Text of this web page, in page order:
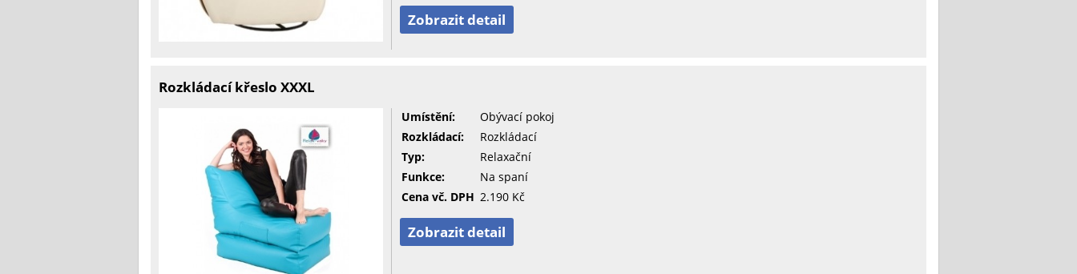
Zobrazit detail
Rozkládací křeslo XXXL
Umístění:
Obývací pokoj
Rozkládací:
Rozkládací
Typ:
Relaxační
Funkce:
Na spaní
Cena vč. DPH 2.190 Kč
Zobrazit detail